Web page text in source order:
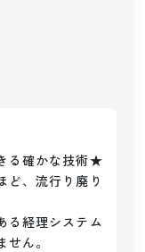
る確かな技術★
ど、流行り廃り
る経理システム
ん。